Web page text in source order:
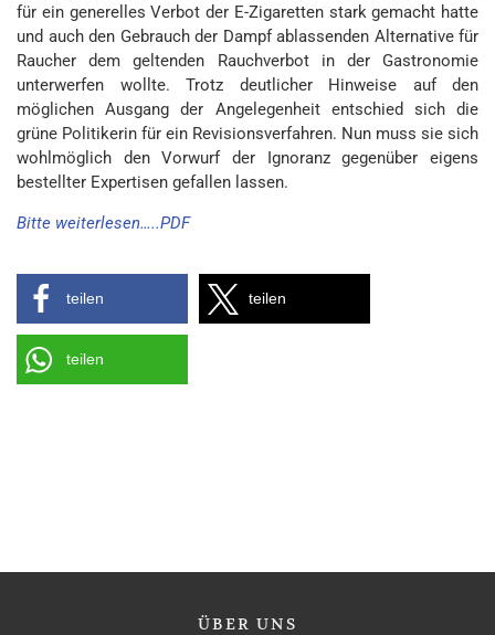
für ein generelles Verbot der E-Zigaretten stark gemacht hatte
und auch den Gebrauch der Dampf ablassenden Alternative für
Raucher dem geltenden Rauchverbot in der Gastronomie
unterwerfen wollte. Trotz deutlicher Hinweise auf den
möglichen Ausgang der Angelegenheit entschied sich die
grüne Politikerin für ein Revisionsverfahren. Nun muss sie sich
wohlmöglich den Vorwurf der Ignoranz gegenüber eigens
bestellter Expertisen gefallen lassen.
Bitte weiterlesen…..PDF
teilen teilen
teilen
ÜBER UNS